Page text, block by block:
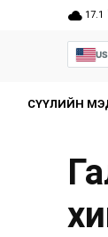
17.1
СҮҮЛИЙН